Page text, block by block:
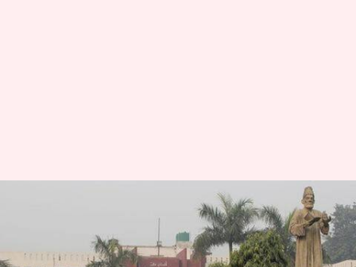
जामिया मिल्लिया इस्लामिया:
इंजीनियरिंग डिग्री में इस छात्र को
मिला अब तक का सबसे बड़ा पैकेज